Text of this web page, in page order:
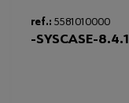
ref.: 5581010000
-SYSCASE-8.4.1